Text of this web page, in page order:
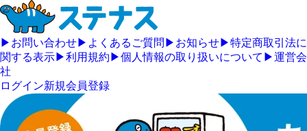
▶ お問い合わせ▶ よくあるご質問 ▶ お知らせ▶特定商取引法に
関する表示▶利用規約 ▶個人情報の取り扱いについて ▶運営会
社
ログイン新規会員登録